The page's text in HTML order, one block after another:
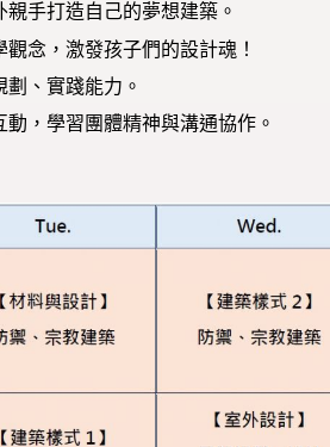
手打造自己的夢想建築。
念，激發孩子們的設計魂！
、實踐能力。
，學習團體精神與溝通協作。